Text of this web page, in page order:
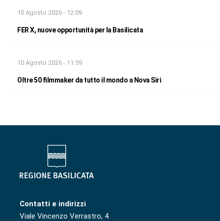
10 Agosto 2026 - 12:09
FER X, nuove opportunità per la Basilicata
10 Agosto 2026 - 11:59
Oltre 50 filmmaker da tutto il mondo a Nova Siri
Contatti e indirizzi
Viale Vincenzo Verrastro, 4